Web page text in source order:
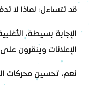
قد تتساءل: لماذا لا
الإجابة بسيطة،
الإعلانات وينقرون